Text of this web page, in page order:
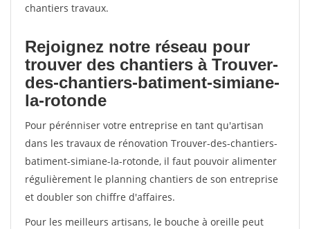
chantiers travaux.
Rejoignez notre réseau pour
trouver des chantiers à Trouver-
des-chantiers-batiment-simiane-
la-rotonde
Pour pérénniser votre entreprise en tant qu'artisan
dans les travaux de rénovation Trouver-des-chantiers-
batiment-simiane-la-rotonde, il faut pouvoir alimenter
régulièrement le planning chantiers de son entreprise
et doubler son chiffre d'affaires.
Pour les meilleurs artisans, le bouche à oreille peut